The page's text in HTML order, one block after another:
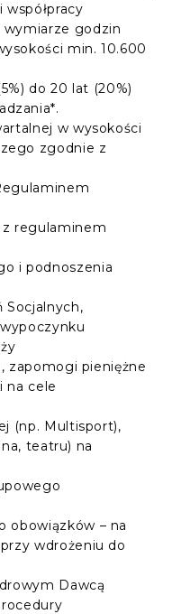
wymiarze godzin
min. 10.600
do 20 lat (20%)
w wysokości
zgodnie z
z regulaminem
i podnoszenia
Socjalnych,
zapomogi pieniężne
na cele
(np. Multisport),
teatru) na
obowiązków – na
wdrożeniu do
Dawcą